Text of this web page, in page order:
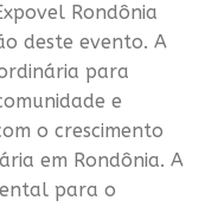
Rondônia
deste evento. A
para
e
o crescimento
em Rondônia. A
para o